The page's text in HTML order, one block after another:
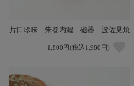
片口珍味 朱巻内濃 磁器 波佐見焼
1,800円(税込1,980円)